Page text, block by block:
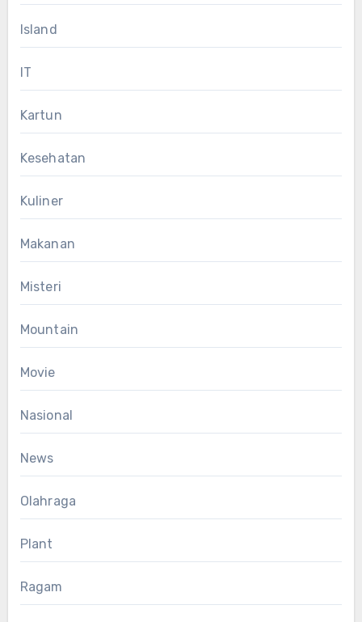
Island
IT
Kartun
Kesehatan
Kuliner
Makanan
Misteri
Mountain
Movie
Nasional
News
Olahraga
Plant
Ragam